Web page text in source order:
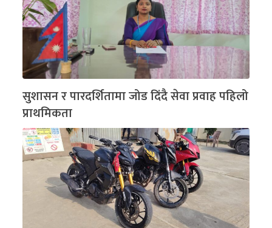
सुशासन र पारदर्शितामा जोड दिंदै सेवा प्रवाह पहिलो
प्राथमिकता